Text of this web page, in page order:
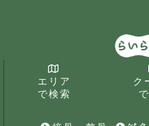
エリア
で検索
ク